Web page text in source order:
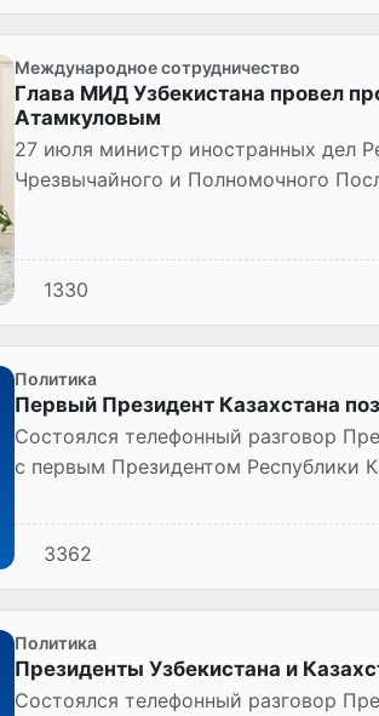
Международное сотрудничество
Глава МИД Узбекистана провел
Атамкуловым
27 июля министр иностранных дел
Чрезвычайного и Полномочного
1330
Политика
Первый Президент Казахстана
Состоялся телефонный разговор
с первым Президентом Республики
3362
Политика
Президенты Узбекистана и
Cостоялся телефонный разговор